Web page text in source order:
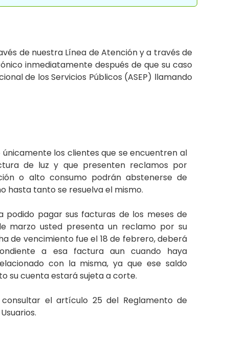
de nuestra Línea de Atención y a través de
inmediatamente después de que su caso
de los Servicios Públicos (ASEP) llamando
los clientes que se encuentren al
de luz y que presenten reclamos por
o alto consumo podrán abstenerse de
hasta tanto se resuelva el mismo.
podido pagar sus facturas de los meses de
marzo usted presenta un reclamo por su
de vencimiento fue el 18 de febrero, deberá
a esa factura aun cuando haya
con la misma, ya que ese saldo
su cuenta estará sujeta a corte.
el artículo 25 del Reglamento de